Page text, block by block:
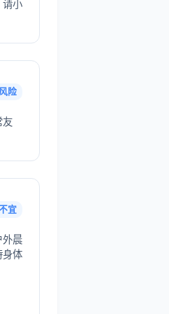
请小
险
友
宜
外晨
身体